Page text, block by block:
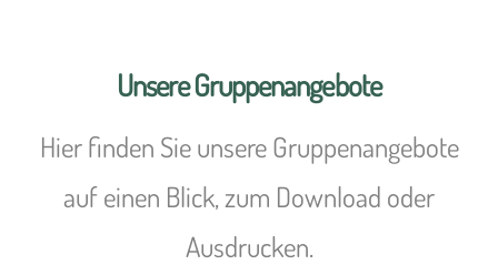
Unsere Gruppenangebote
Hier finden Sie unsere Gruppenangebote
auf einen Blick, zum Download oder
Ausdrucken.